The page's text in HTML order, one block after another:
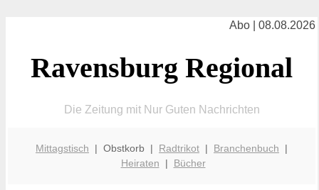
Abo | 08.08.2026
Ravensburg Regional
Die Zeitung mit Nur Guten Nachrichten
Mittagstisch | Obstkorb | Radtrikot | Branchenbuch |
Heiraten | Bücher